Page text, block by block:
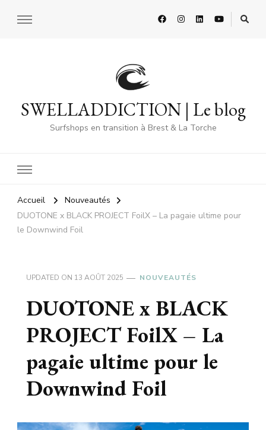
SWELLADDICTION | Le blog
Surfshops en transition à Brest & La Torche
Accueil
Nouveautés
DUOTONE x BLACK PROJECT FoilX – La pagaie ultime pour
le Downwind Foil
UPDATED ON 13 AOÛT 2025 NOUVEAUTÉS
DUOTONE x BLACK
PROJECT FoilX – La
pagaie ultime pour le
Downwind Foil